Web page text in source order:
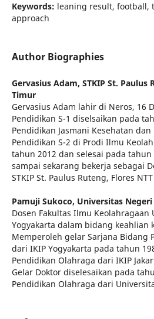
Keywords: leaning result, football,
approach
Author Biographies
Gervasius Adam, STKIP St. Paulus
Timur
Gervasius Adam lahir di Neros, 16
Pendidikan S-1 diselsaikan pada
Pendidikan Jasmani Kesehatan dan
Pendidikan S-2 di Prodi Ilmu
tahun 2012 dan selesai pada tahun
sampai sekarang bekerja sebagai
STKIP St. Paulus Ruteng, Flores NTT
Pamuji Sukoco, Universitas
Dosen Fakultas Ilmu Keolahragaan
Yogyakarta dalam bidang keahlian
Memperoleh gelar Sarjana Bidang
dari IKIP Yogyakarta pada tahun
Pendidikan Olahraga dari IKIP
Gelar Doktor diselesaikan pada
Pendidikan Olahraga dari